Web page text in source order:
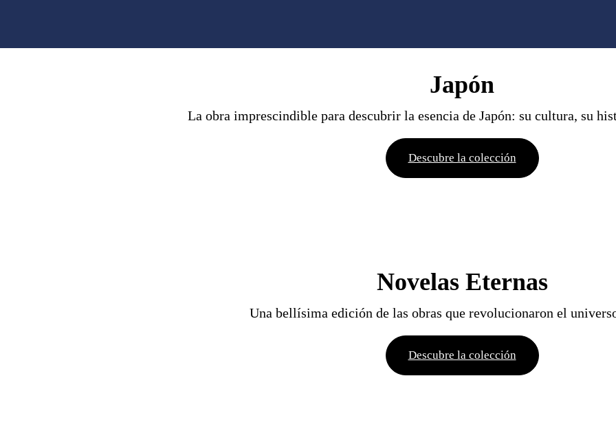
Japón
La obra imprescindible para descubrir la esencia de Japón: su cultura, su
Descubre la colección
Novelas Eternas
Una bellísima edición de las obras que revolucionaron el
Descubre la colección